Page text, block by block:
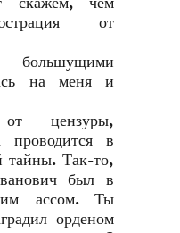
от
большущими
на меня и
цензуры,
проводится в
тайны. Так-то,
был в
ассом. Ты
орденом